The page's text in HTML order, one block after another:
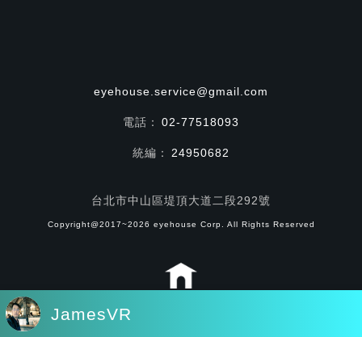
JamesVR
eyehouse.service@gmail.com
電話： 02-77518093
統編： 24950682
台北市中山區堤頂大道二段292號
Copyright@2017~2026 eyehouse Corp. All Rights Reserved